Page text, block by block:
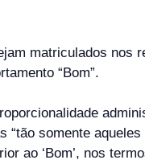
matriculados nos
“Bom”.
somente
ao ‘Bom’, nos